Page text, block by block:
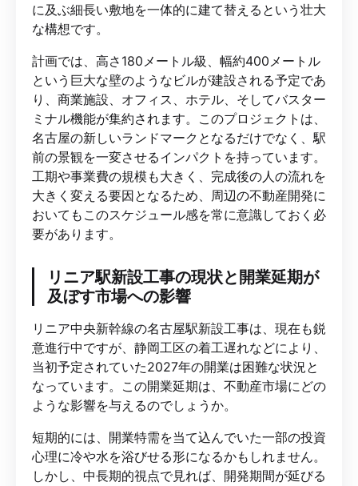
に及ぶ細長い敷地を一体的に建て替えるという壮大
な構想です。
計画では、高さ180メートル級、幅約400メートル
という巨大な壁のようなビルが建設される予定であ
り、商業施設、オフィス、ホテル、そしてバスター
ミナル機能が集約されます。このプロジェクトは、
名古屋の新しいランドマークとなるだけでなく、駅
前の景観を一変させるインパクトを持っています。
工期や事業費の規模も大きく、完成後の人の流れを
大きく変える要因となるため、周辺の不動産開発に
おいてもこのスケジュール感を常に意識しておく必
要があります。
リニア駅新設工事の現状と開業延期が
及ぼす市場への影響
リニア中央新幹線の名古屋駅新設工事は、現在も鋭
意進行中ですが、静岡工区の着工遅れなどにより、
当初予定されていた2027年の開業は困難な状況と
なっています。この開業延期は、不動産市場にどの
ような影響を与えるのでしょうか。
短期的には、開業特需を当て込んでいた一部の投資
心理に冷や水を浴びせる形になるかもしれません。
しかし、中長期的視点で見れば、開発期間が延びる